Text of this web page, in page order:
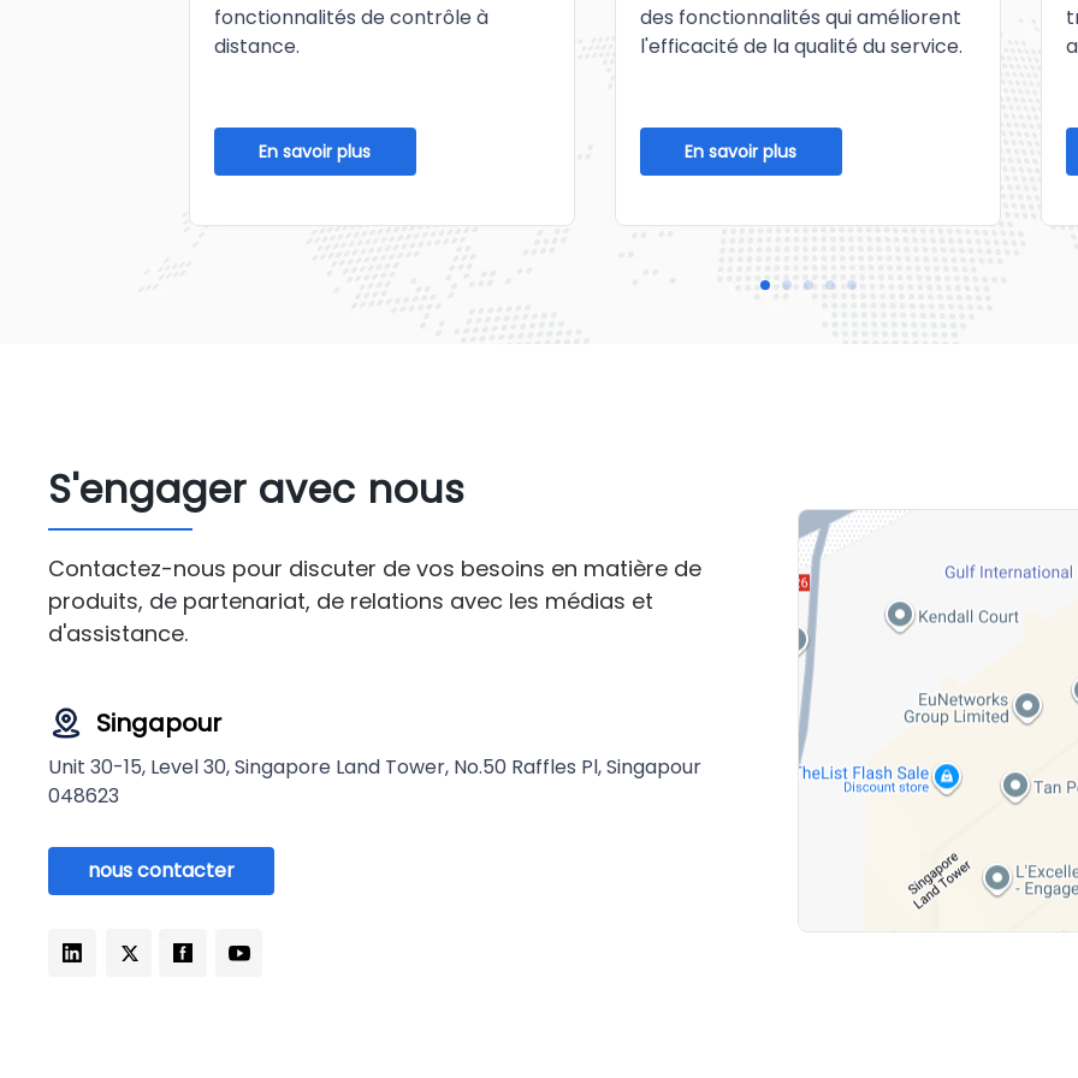
fonctionnalités de contrôle à
distance.
En savoir plus
des fonctionnalités qui améliorent
l'efficacité de la qualité du service.
En savoir plus
S'engager avec nous
Contactez-nous pour discuter de vos besoins en matière de
produits, de partenariat, de relations avec les médias et
d'assistance.
Singapour
Unit 30-15, Level 30, Singapore Land Tower, No.50 Raffles Pl, Singapour
048623
nous contacter